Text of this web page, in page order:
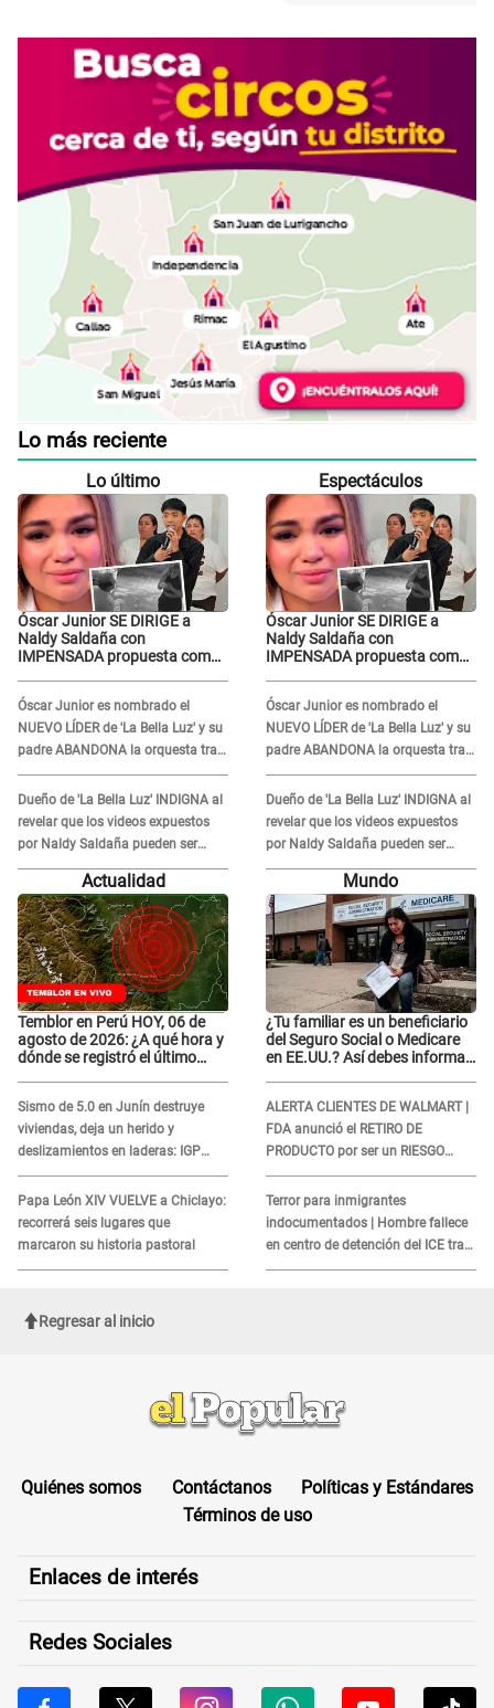
Lo más reciente
Lo último
Óscar Junior SE DIRIGE a
Naldy Saldaña con
IMPENSADA propuesta como
tras denuncia: "Otro tipo de
ley..."
Óscar Junior es nombrado el
NUEVO LÍDER de 'La Bella Luz' y su
padre ABANDONA la orquesta tras
caso Naldy Saldaña: "Son
errores..."
Dueño de 'La Bella Luz' INDIGNA al
revelar que los videos expuestos
por Naldy Saldaña pueden ser
EDITADOS: "Yo tengo sus dos
Espectáculos
Óscar Junior SE DIRIGE a
Naldy Saldaña con
IMPENSADA propuesta como
tras denuncia: "Otro tipo de
ley..."
Óscar Junior es nombrado el
NUEVO LÍDER de 'La Bella Luz' y su
padre ABANDONA la orquesta tras
caso Naldy Saldaña: "Son
errores..."
Dueño de 'La Bella Luz' INDIGNA al
revelar que los videos expuestos
por Naldy Saldaña pueden ser
EDITADOS: "Yo tengo sus dos
Actualidad
Temblor en Perú HOY, 06 de
agosto de 2026: ¿A qué hora y
dónde se registró el último
Sismo de 5.0 en Junín destruye
viviendas, deja un herido y
deslizamientos en laderas: IGP
alerta sobre posibles réplicas
Papa León XIV VUELVE a Chiclayo:
recorrerá seis lugares que
marcaron su historia pastoral
Mundo
¿Tu familiar es un beneficiario
del Seguro Social o Medicare
en EE.UU.? Así debes informar
ALERTA CLIENTES DE WALMART |
FDA anunció el RETIRO DE
PRODUCTO por ser un RIESGO
MORTAL para consumidores: ¿Cuál
es?
Terror para inmigrantes
indocumentados | Hombre fallece
en centro de detención del ICE tras
sufrir una "emergencia médica"
Regresar al inicio
Quiénes somos Contáctanos
Políticas y Estándares
Términos de uso
Enlaces de interés
Redes Sociales